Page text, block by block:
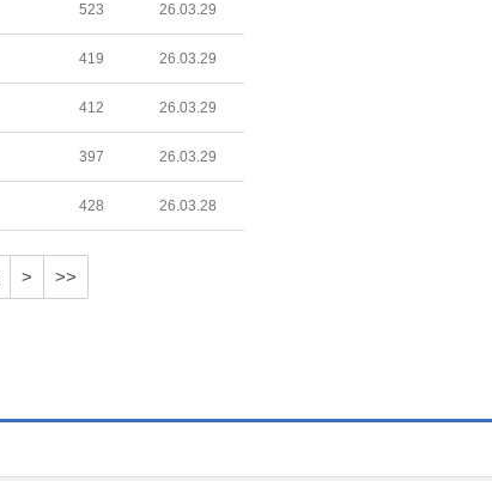
523 26.03.29
419 26.03.29
412 26.03.29
397 26.03.29
428 26.03.28
> >>